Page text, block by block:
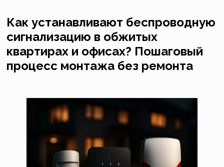
Как устанавливают беспроводную
сигнализацию в обжитых
квартирах и офисах? Пошаговый
процесс монтажа без ремонта